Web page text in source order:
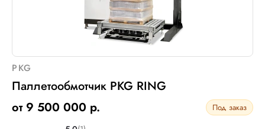
PKG
Паллетообмотчик PKG RING
от 9 500 000 р.
Под заказ